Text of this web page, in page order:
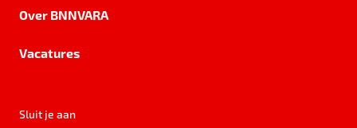
Over BNNVARA
Vacatures
Sluit je aan